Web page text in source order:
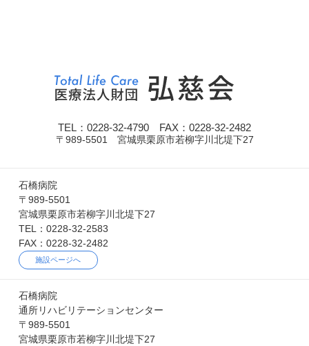
TEL：0228-32-4790 FAX：0228-32-2482
〒989-5501 宮城県栗原市若柳字川北堤下27
石橋病院
〒989-5501
宮城県栗原市若柳字川北堤下27
TEL：0228-32-2583
FAX：0228-32-2482
施設ページへ
石橋病院
通所リハビリテーションセンター
〒989-5501
宮城県栗原市若柳字川北堤下27